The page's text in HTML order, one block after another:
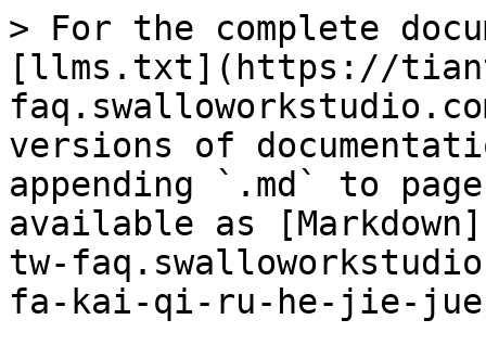
> For the complete
[llms.txt](https://
versions of
appending `.md` to
available as
tw-
fa-kai-qi-ru-he-jie-